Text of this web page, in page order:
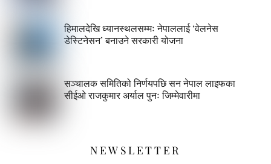
हिमालदेखि ध्यानस्थलसम्मः नेपाललाई ‘वेलनेस
डेस्टिनेसन’ बनाउने सरकारी योजना
सञ्चालक समितिको निर्णयपछि सन नेपाल लाइफका
सीईओ राजकुमार अर्याल पुनः जिम्मेवारीमा
NEWSLETTER